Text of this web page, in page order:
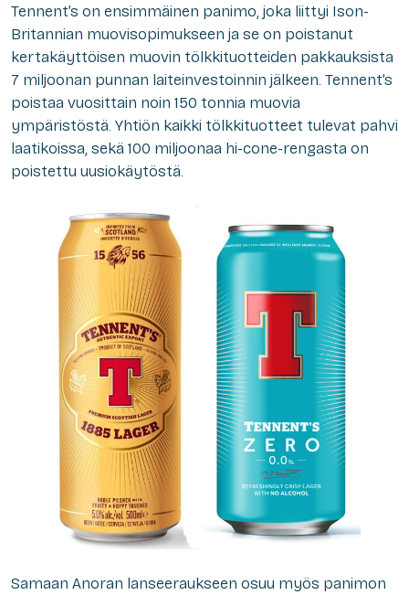
Tennent’s on ensimmäinen panimo, joka liittyi Ison-
Britannian muovisopimukseen ja se on poistanut
kertakäyttöisen muovin tölkkituotteiden pakkauksista
7 miljoonan punnan laiteinvestoinnin jälkeen. Tennent’s
poistaa vuosittain noin 150 tonnia muovia
ympäristöstä. Yhtiön kaikki tölkkituotteet tulevat pahvi
laatikoissa, sekä 100 miljoonaa hi-cone-rengasta on
poistettu uusiokäytöstä.
Samaan Anoran lanseeraukseen osuu myös panimon